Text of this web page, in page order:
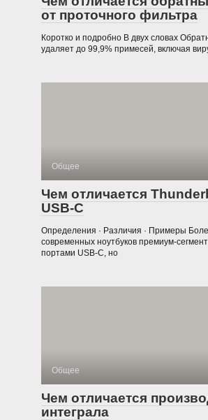
от проточного фильтра
Коротко и подробно В двух словах
удаляет до 99,9% примесей, включая
Общее
Чем отличается
USB-C
Определения · Различия · Примеры
современных ноутбуков премиум-
портами USB-C, но
Общее
Чем отличается
интеграла